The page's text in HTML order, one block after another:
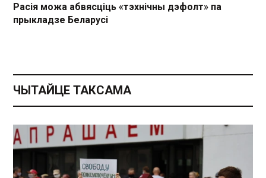
Расія можа абвясціць «тэхнічны дэфолт» па
прыкладзе Беларусі
ЧЫТАЙЦЕ ТАКСАМА